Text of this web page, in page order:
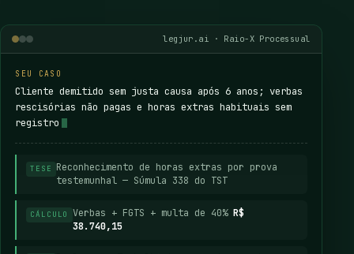
legjur.ai · Raio-X Processual
SEU CASO
Cliente demitido sem justa causa após 6 anos; verbas
rescisórias não pagas e horas extras habituais sem
registro
TESE
Reconhecimento de horas extras por prova
testemunhal — Súmula 338 do TST
CÁLCULO Verbas + FGTS + multa de 40% R$
38.740,15